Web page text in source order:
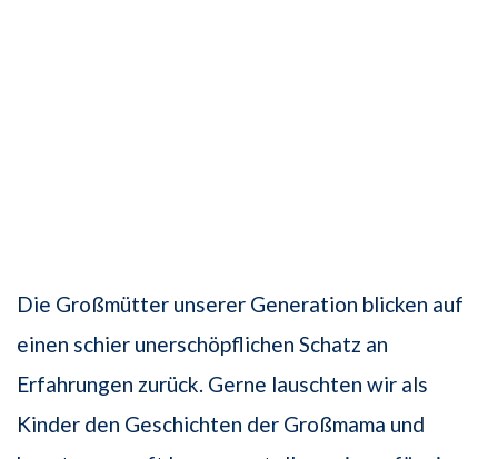
Die Großmütter unserer Generation blicken auf
einen schier unerschöpflichen Schatz an
Erfahrungen zu­rück. Gerne lauschten wir als
Kinder den Geschichten der Großmama und